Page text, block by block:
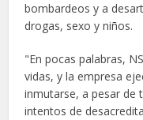
bombardeos y a
drogas, sexo y niños.
"En pocas palabras,
vidas, y la empresa
inmutarse, a pesar de
intentos de